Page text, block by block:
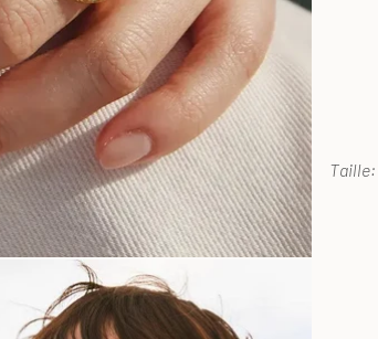
Taille: